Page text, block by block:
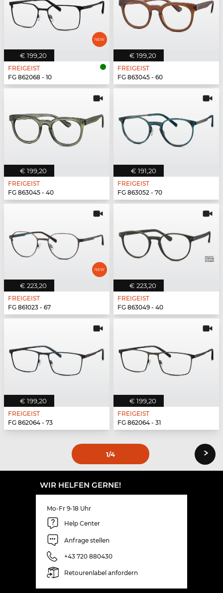
€ 199,20
FREIGEIST
FG 862068 - 10
€ 199,20
FREIGEIST
FG 863045 - 60
€ 199,20
FREIGEIST
FG 863045 - 40
€ 191,20
FREIGEIST
FG 863052 - 70
€ 223,20
FREIGEIST
FG 861023 - 67
€ 223,20
FREIGEIST
FG 863049 - 40
€ 199,20
FREIGEIST
FG 862064 - 73
€ 199,20
FREIGEIST
FG 862064 - 31
1/4 ›
WIR HELFEN GERNE!
Mo-Fr 9-18 Uhr
Help Center
Anfrage stellen
+43 720 880430
Retourenlabel anfordern